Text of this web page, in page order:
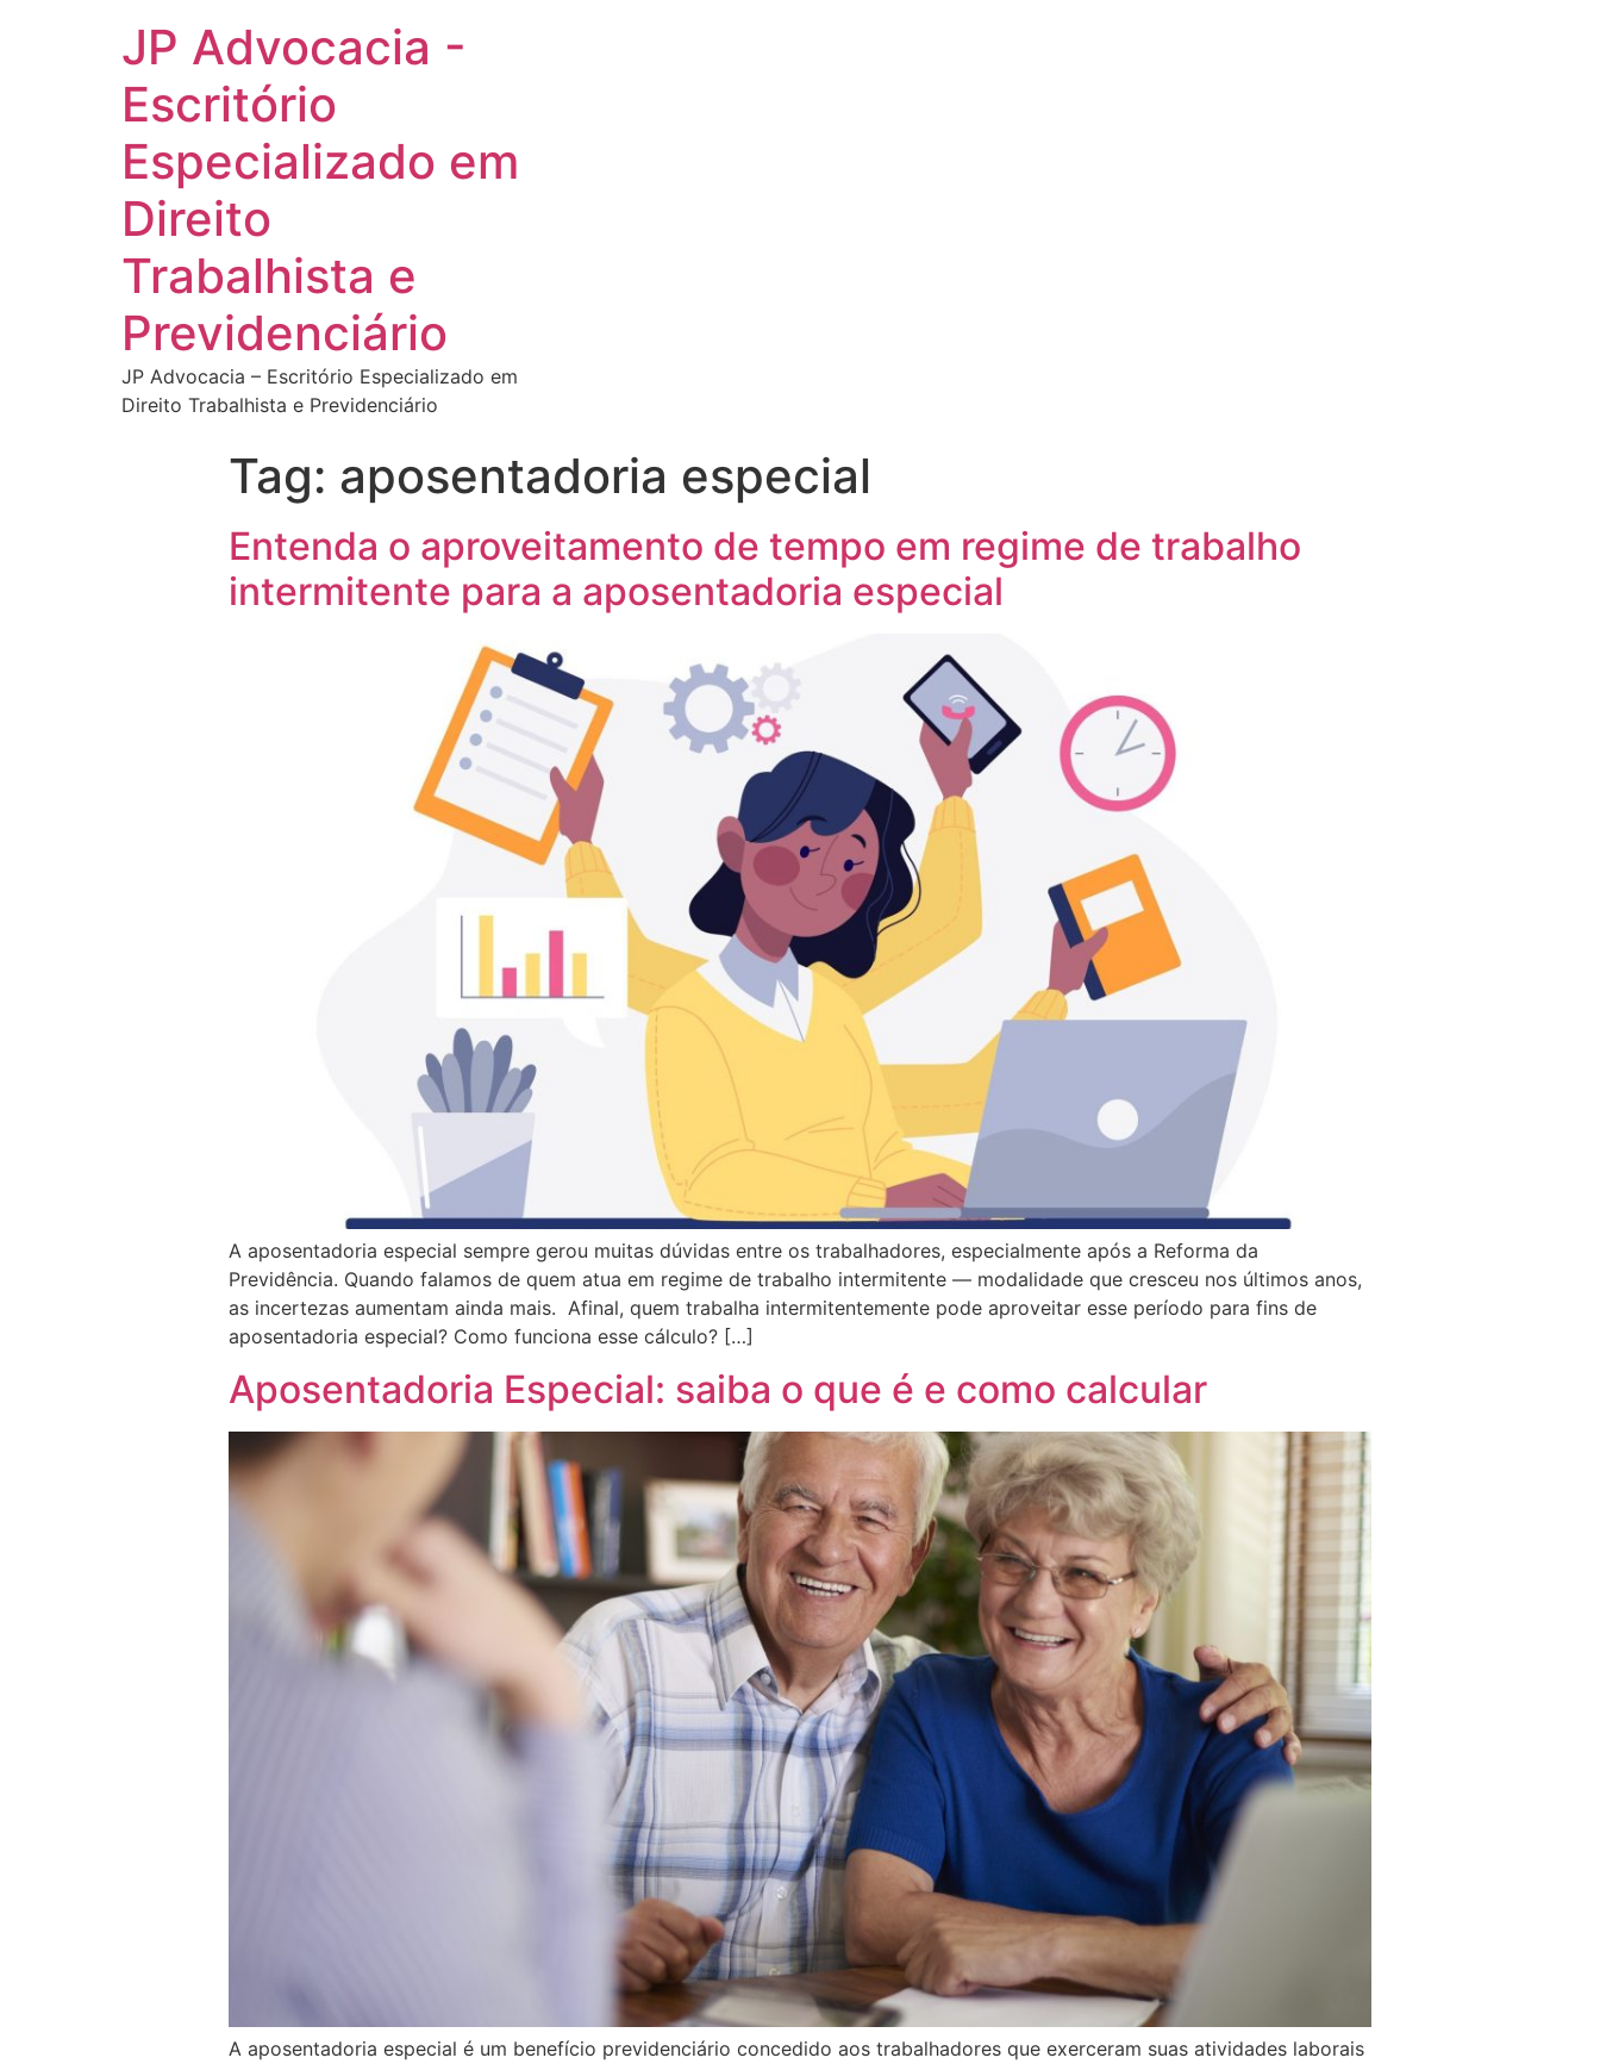
JP Advocacia -
Escritório
Especializado em
Direito
Trabalhista e
Previdenciário
JP Advocacia – Escritório Especializado em
Direito Trabalhista e Previdenciário
Tag: aposentadoria especial
Entenda o aproveitamento de tempo em regime de trabalho
intermitente para a aposentadoria especial
A aposentadoria especial sempre gerou muitas dúvidas entre os trabalhadores, especialmente após a Reforma da
Previdência. Quando falamos de quem atua em regime de trabalho intermitente — modalidade que cresceu nos últimos anos,
as incertezas aumentam ainda mais. Afinal, quem trabalha intermitentemente pode aproveitar esse período para fins de
aposentadoria especial? Como funciona esse cálculo? […]
Aposentadoria Especial: saiba o que é e como calcular
A aposentadoria especial é um benefício previdenciário concedido aos trabalhadores que exerceram suas atividades laborais